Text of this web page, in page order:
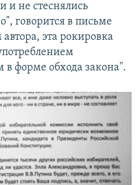
и не стеснялись
говорится в письме
эта рокировка
форме обхода закона".